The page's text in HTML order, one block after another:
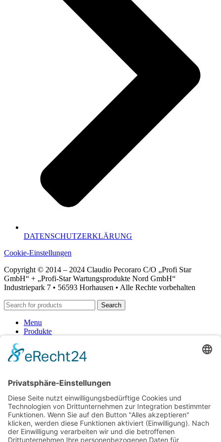
DATENSCHUTZERKLÄRUNG
Cookie-Einstellungen
Copyright © 2014 – 2024 Claudio Pecoraro C/O „Profi Star
GmbH“ + „Profi-Star Wartungsprodukte Nord GmbH“
Industriepark 7 • 56593 Horhausen • Alle Rechte vorbehalten
Search
Menu
Produkte
Schmierung-Lube
Fette-Pasten
Alkoholhaltige Reiniger
ph-neutrale Reiniger
saure Reiniger
Handpflege
Desinfektion
Konservierung